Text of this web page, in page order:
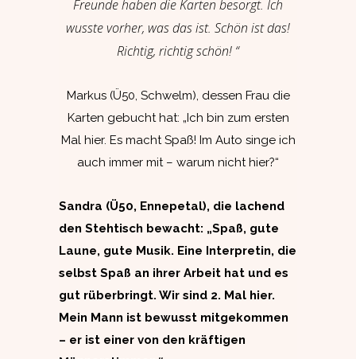
Freunde haben die Karten besorgt. Ich
wusste vorher, was das ist. Schön ist das!
Richtig, richtig schön! “
Markus (Ü50, Schwelm), dessen Frau die
Karten gebucht hat: „Ich bin zum ersten
Mal hier. Es macht Spaß! Im Auto singe ich
auch immer mit – warum nicht hier?“
Sandra (Ü50, Ennepetal), die lachend
den Stehtisch bewacht: „Spaß, gute
Laune, gute Musik. Eine Interpretin, die
selbst Spaß an ihrer Arbeit hat und es
gut rüberbringt. Wir sind 2. Mal hier.
Mein Mann ist bewusst mitgekommen
– er ist einer von den kräftigen